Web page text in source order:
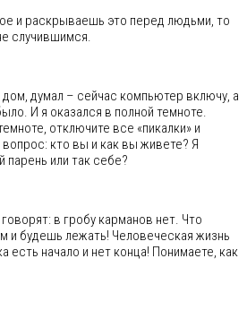
и раскрываешь это перед людьми, то
случившимся.
думал – сейчас компьютер включу, а
И я оказался в полной темноте.
отключите все «пикалки» и
вопрос: кто вы и как вы живете? Я
или так себе?
в гробу карманов нет. Что
и будешь лежать! Человеческая жизнь
есть начало и нет конца! Понимаете, как